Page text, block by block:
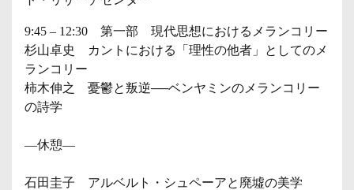
9:45 – 12:30 第一部 現代思想におけるメランコリー
杉山卓史 カントにおける「理性の他者」としてのメ
ランコリー
柿木伸之 憂鬱と叛逆──ベンヤミンのメランコリー
の詩学
―休憩―
石田圭子 アルベルト・シュペーアと廃墟の美学